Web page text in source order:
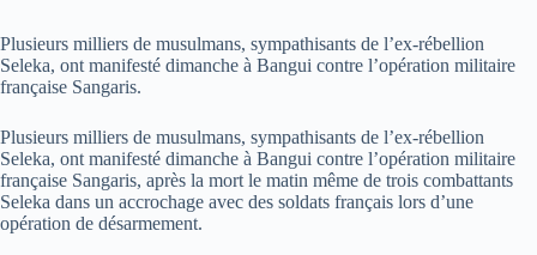
Plusieurs milliers de musulmans, sympathisants de l’ex-rébellion
Seleka, ont manifesté dimanche à Bangui contre l’opération militaire
française Sangaris.
Plusieurs milliers de musulmans, sympathisants de l’ex-rébellion
Seleka, ont manifesté dimanche à Bangui contre l’opération militaire
française Sangaris, après la mort le matin même de trois combattants
Seleka dans un accrochage avec des soldats français lors d’une
opération de désarmement.